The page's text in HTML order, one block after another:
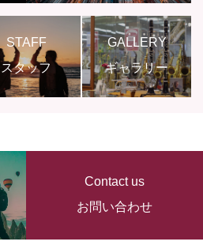
STAFF
スタッフ
GALLERY
ギャラリー
Contact us
お問い合わせ